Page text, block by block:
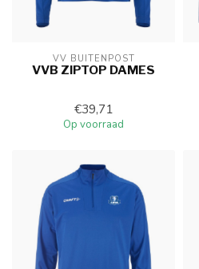
VV BUITENPOST
VVB ZIPTOP DAMES
€39,71
Op voorraad